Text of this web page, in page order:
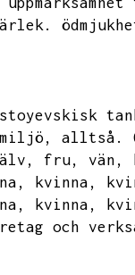
alltså.
fru, vän,
kvinna,
kvinna,
och